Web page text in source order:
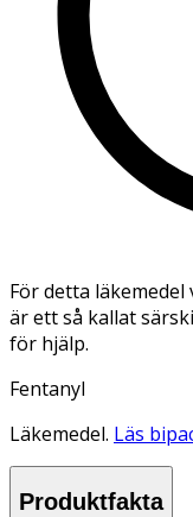
För detta
är ett så kallat
för hjälp.
Fentanyl
Läkemedel. Läs
Produktfakta